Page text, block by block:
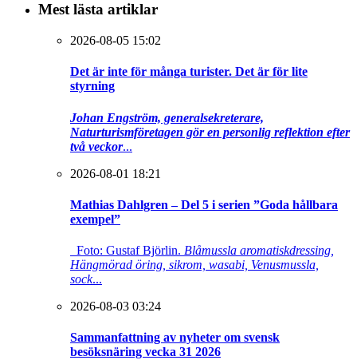
Mest lästa artiklar
2026-08-05 15:02
Det är inte för många turister. Det är för lite
styrning
Johan Engström, generalsekreterare,
Naturturismföretagen gör en personlig reflektion efter
två veckor...
2026-08-01 18:21
Mathias Dahlgren – Del 5 i serien ”Goda hållbara
exempel”
Foto: Gustaf Björlin. Blåmussla aromatiskdressing,
Hängmörad öring, sikrom, wasabi, Venusmussla,
sock...
2026-08-03 03:24
Sammanfattning av nyheter om svensk
besöksnäring vecka 31 2026